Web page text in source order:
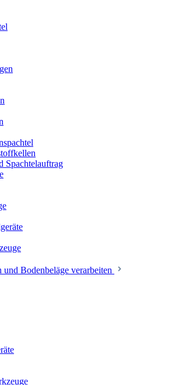
Spachtelauftrag
Bodenbeläge verarbeiten